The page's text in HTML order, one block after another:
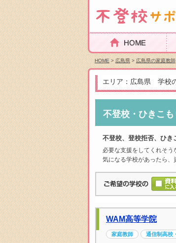
HOME 教
HOME>広島県>広島県の家庭教師
エリア：広島県 学校
不登校・ひきこも
不登校、登校拒否、ひき
必要な支援をしてくれそう
気になる学校があったら、
WAM高等学院
家庭教師 通信制高校